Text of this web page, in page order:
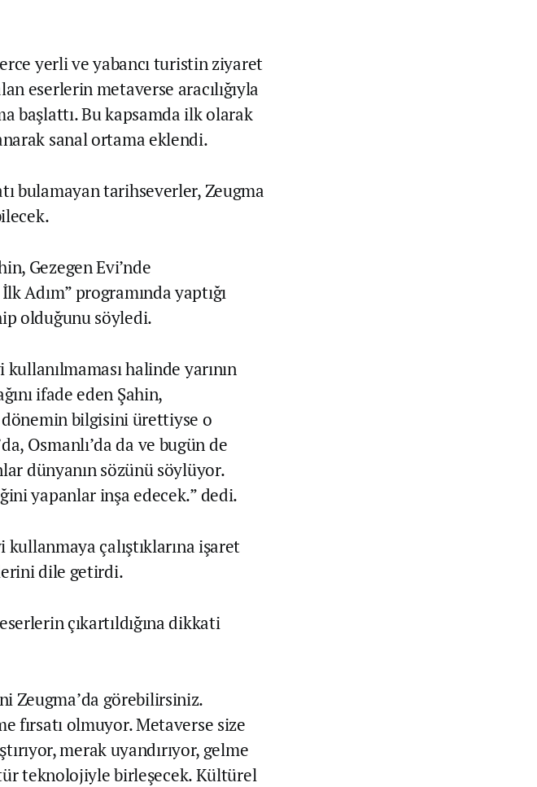
yerli ve yabancı turistin ziyaret
eserlerin metaverse aracılığıyla
başlattı. Bu kapsamda ilk olarak
sanal ortama eklendi.
bulamayan tarihseverler, Zeugma
Gezegen Evi’nde
Adım” programında yaptığı
olduğunu söyledi.
halinde yarının
ifade eden Şahin,
bilgisini ürettiyse o
Osmanlı’da da ve bugün de
dünyanın sözünü söylüyor.
yapanlar inşa edecek.” dedi.
çalıştıklarına işaret
dile getirdi.
çıkartıldığına dikkati
Zeugma’da görebilirsiniz.
fırsatı olmuyor. Metaverse size
merak uyandırıyor, gelme
teknolojiyle birleşecek. Kültürel